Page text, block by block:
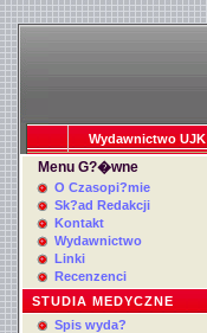
Wydawnictwo UJK
Menu G?�wne
O Czasopi?mie
Sk?ad Redakcji
Kontakt
Wydawnictwo
Linki
Recenzenci
STUDIA MEDYCZNE
Spis wyda?